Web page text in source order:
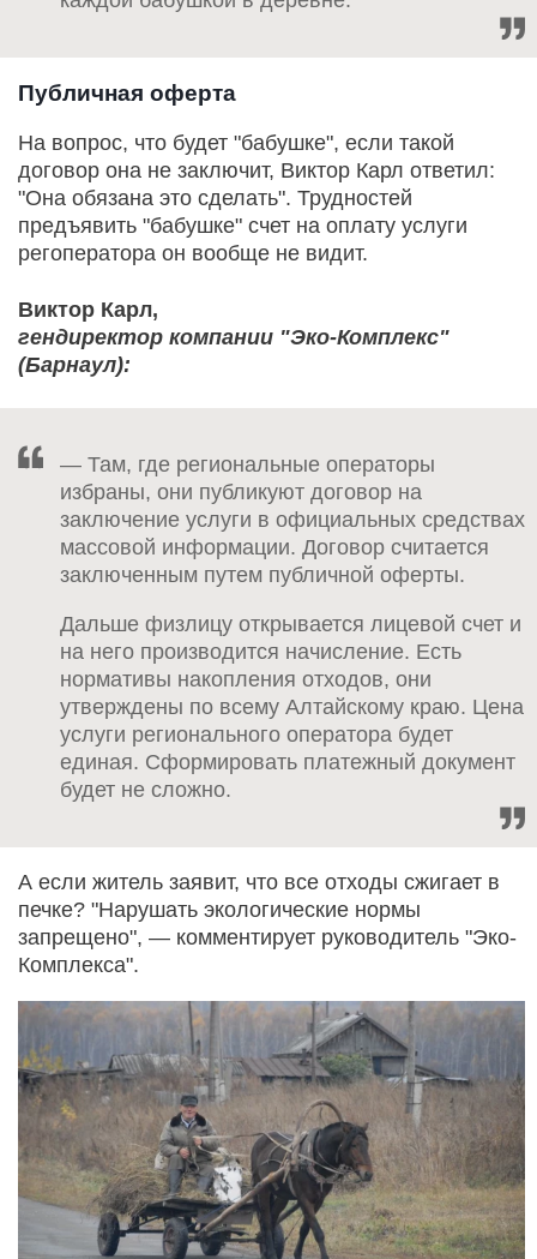
Публичная оферта
На вопрос, что будет "бабушке", если такой
договор она не заключит, Виктор Карл ответил:
"Она обязана это сделать". Трудностей
предъявить "бабушке" счет на оплату услуги
регоператора он вообще не видит.
Виктор Карл,
гендиректор компании "Эко-Комплекс"
(Барнаул):
— Там, где региональные операторы
избраны, они публикуют договор на
заключение услуги в официальных средствах
массовой информации. Договор считается
заключенным путем публичной оферты.
Дальше физлицу открывается лицевой счет и
на него производится начисление. Есть
нормативы накопления отходов, они
утверждены по всему Алтайскому краю. Цена
услуги регионального оператора будет
единая. Сформировать платежный документ
будет не сложно.
А если житель заявит, что все отходы сжигает в
печке? "Нарушать экологические нормы
запрещено", — комментирует руководитель "Эко-
Комплекса".